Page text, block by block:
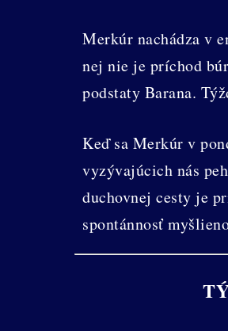
Merkúr nachádza v
nej nie je príchod
podstaty Barana.
Keď sa Merkúr v
vyzývajúcich nás
duchovnej cesty je
spontánnosť